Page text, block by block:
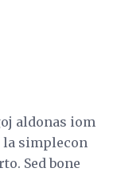
aldonas iom
simplecon
Sed bone